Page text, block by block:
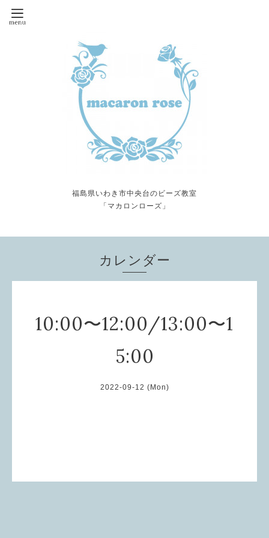
福島県いわき市中央台のビーズ教室
「マカロンローズ」
カレンダー
10:00〜12:00/13:00〜1
5:00
2022-09-12 (Mon)